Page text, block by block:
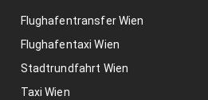
Flughafentransfer Wien
Flughafentaxi Wien
Stadtrundfahrt Wien
Taxi Wien